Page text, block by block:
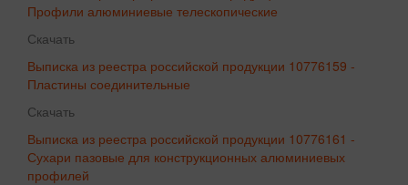
Профили алюминиевые телескопические
Скачать
Выписка из реестра российской продукции 10776159 -
Пластины соединительные
Скачать
Выписка из реестра российской продукции 10776161 -
Сухари пазовые для конструкционных алюминиевых
профилей